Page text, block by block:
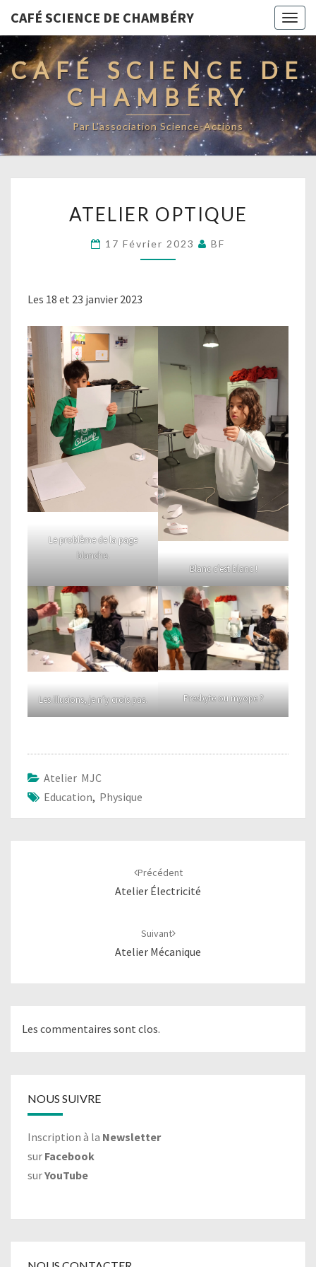
CAFÉ SCIENCE DE CHAMBÉRY
CAFÉ SCIENCE DE
CHAMBÉRY
Par L'association Science-Actions
OPTIQUE
ATELIER OPTIQUE
17 Février 2023 BF
Les 18 et 23 janvier 2023
Le problème de la page
blanche.
Blanc c’est blanc !
Les illusions, je n’y crois pas. Presbyte ou myope ?
Atelier MJC
Education, Physique
Précédent
Atelier Électricité
Suivant
Atelier Mécanique
Les commentaires sont clos.
NOUS SUIVRE
Inscription à la Newsletter
sur Facebook
surYouTube